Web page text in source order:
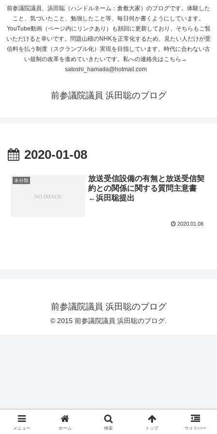
前参議院議員、浜田聡（ハンドルネーム：倉敷大家）のブログです。体験した
こと、気づいたこと、勉強したこと等、毎日何か書くようにしています。
YouTube動画（ページ内にリンクあり）も頻回に更新しており、そちらもご覧
いただけると幸いです。問題山積のNHKを正常化するため、見たい人だけが受
信料を払う制度（スクランブル化）実現を目指しています。時代に合わない古
い規制の改革を進めていきたいです。私への連絡先はこちら→
satoshi_hamada@hotmail.com
前参議院議員 浜田聡のブログ
2020-01-08
未分類
放送受信設備の有無と放送受信契
約との関係に関する質問主意書
←浜田聡提出
2020.01.08
前参議院議員 浜田聡のブログ
© 2015 前参議院議員 浜田聡のブログ.
メニュー ホーム 検索 トップ サイドバー